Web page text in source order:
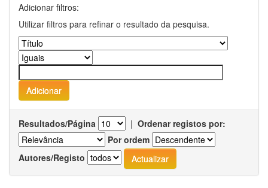
Adicionar filtros:
Utilizar filtros para refinar o resultado da pesquisa.
Resultados/Página | Ordenar registos por:
Por ordem
Autores/Registo